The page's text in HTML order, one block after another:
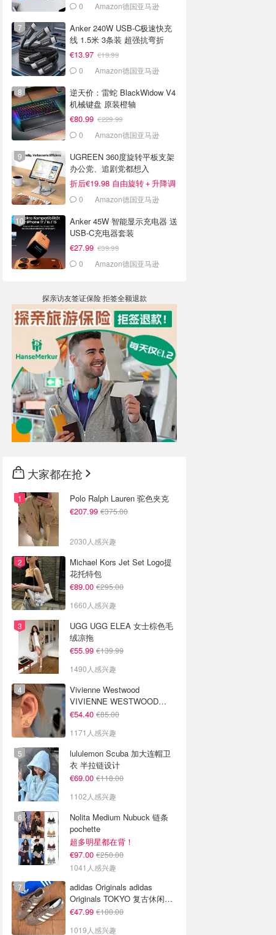
0 Amazon德国亚马逊
Anker 240W USB-C极速快充
线 1.5米 3条装 超强抗弯折
€13.97 €19.99
0 Amazon德国亚马逊
逆天价：雷蛇 BlackWidow V4
机械键盘 原装橙轴
€80.99 €229.99
0 Amazon德国亚马逊
UGREEN 360度旋转平板支架
办公党、追剧党都想入
折后€19.98 自由旋转＋升降调
节 0 Amazon德国亚马逊
Anker 45W 智能显示充电器 送
USB-C充电器套装
€27.99 €39.99
0 Amazon德国亚马逊
探亲访友签证保险 拒签全额退款
大家都在抢
Polo Ralph Lauren 驼色夹克
€207.99 €375.00
2030人感兴趣
Michael Kors Jet Set Logo提
花托特包
€89.00 €295.00
1660人感兴趣
UGG UGG ELEA 女士棕色毛
绒凉拖
€55.99 €139.99
1490人感兴趣
Vivienne Westwood
VIVIENNE WESTWOOD
Nano Solitaire 耳环
€54.40 €85.00
1171人感兴趣
lululemon Scuba 加大连帽卫
衣 半拉链设计
€69.00 €118.00
1102人感兴趣
Nolita Medium Nubuck 链条
pochette
超多明星都在背！
€97.00 €250.00
1041人感兴趣
adidas Originals adidas
Originals TOKYO 复古休闲鞋
深棕色
€47.99 €100.00
1019人感兴趣